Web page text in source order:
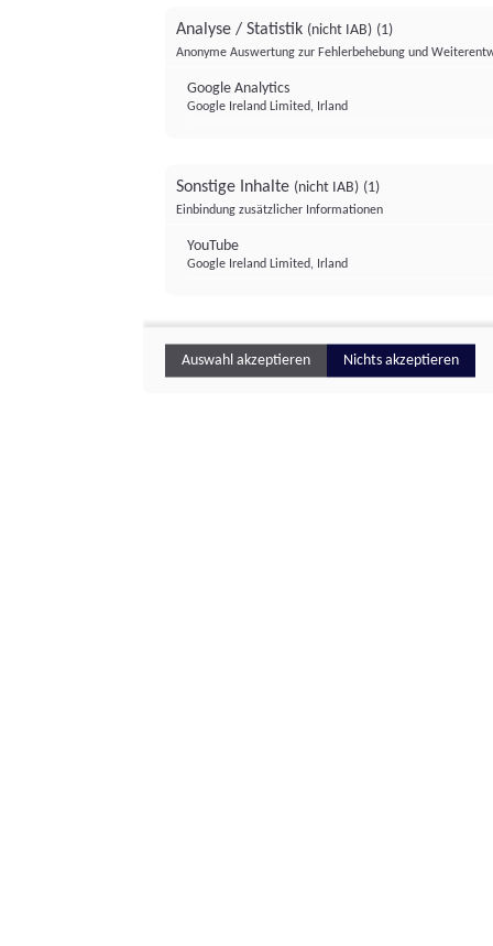
Analyse / Statistik (nicht IAB) (1)
Anonyme Auswertung zur Fehlerbehebung und
Google Analytics
Google Ireland Limited, Irland
Sonstige Inhalte (nicht IAB) (1)
Einbindung zusätzlicher Informationen
YouTube
Google Ireland Limited, Irland
Auswahl akzeptieren Nichts akzeptieren